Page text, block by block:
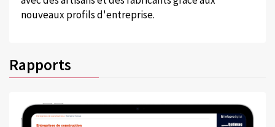
nouveaux profils d'entreprise.
Rapports